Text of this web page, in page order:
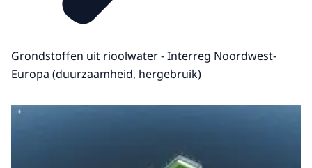
Grondstoffen uit rioolwater - Interreg Noordwest-
Europa (duurzaamheid, hergebruik)